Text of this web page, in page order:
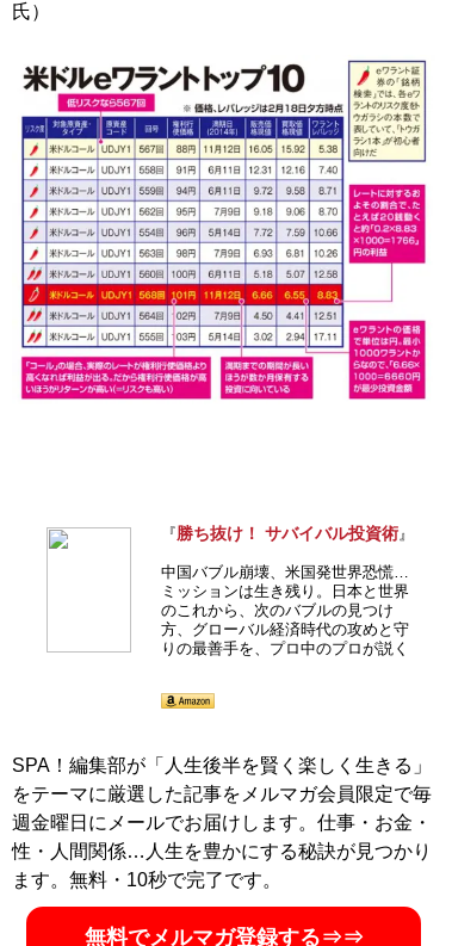
氏）
『勝ち抜け！ サバイバル投資術』
中国バブル崩壊、米国発世界恐慌…
ミッションは生き残り。日本と世界
のこれから、次のバブルの見つけ
方、グローバル経済時代の攻めと守
りの最善手を、プロ中のプロが説く
SPA！編集部が「人生後半を賢く楽しく生きる」
をテーマに厳選した記事をメルマガ会員限定で毎
週金曜日にメールでお届けします。仕事・お金・
性・人間関係…人生を豊かにする秘訣が見つかり
ます。無料・10秒で完了です。
無料でメルマガ登録する⇒⇒